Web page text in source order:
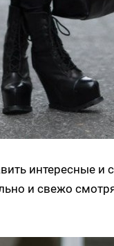
интересные и
и свежо